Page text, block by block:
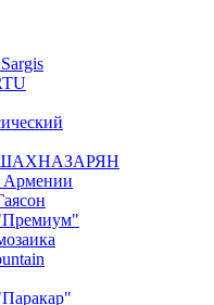
ШАХНАЗАРЯН